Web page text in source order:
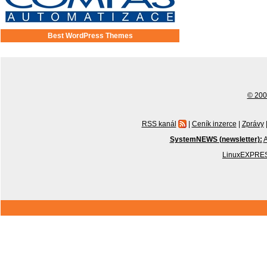
Best WordPress Themes
©
RSS kanál | Ceník inzerce | Zprávy |
SystemNEWS (newsletter):